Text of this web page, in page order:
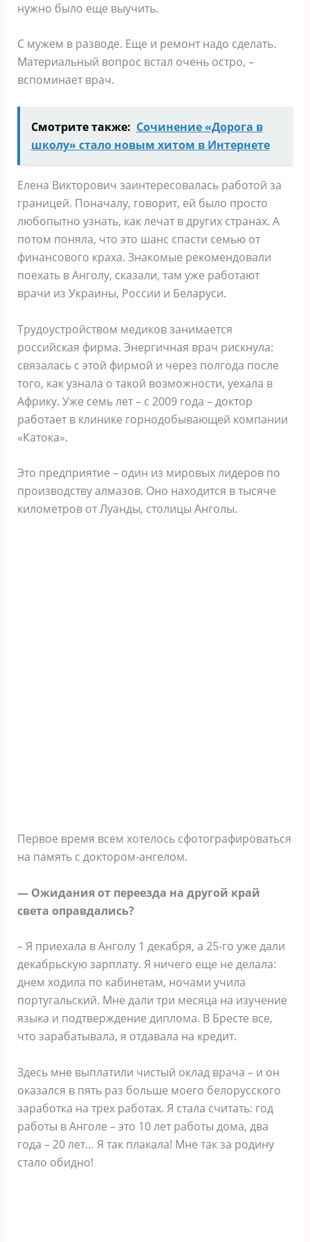
нужно было еще выучить.
С мужем в разводе. Еще и ремонт надо сделать.
Материальный вопрос встал очень остро, –
вспоминает врач.
Смотрите также: Сочинение «Дорога в
школу» стало новым хитом в Интернете
Елена Викторович заинтересовалась работой за
границей. Поначалу, говорит, ей было просто
любопытно узнать, как лечат в других странах. А
потом поняла, что это шанс спасти семью от
финансового краха. Знакомые рекомендовали
поехать в Анголу, сказали, там уже работают
врачи из Украины, России и Беларуси.
Трудоустройством медиков занимается
российская фирма. Энергичная врач рискнула:
связалась с этой фирмой и через полгода после
того, как узнала о такой возможности, уехала в
Африку. Уже семь лет – с 2009 года – доктор
работает в клинике горнодобывающей компании
«Катока».
Это предприятие – один из мировых лидеров по
производству алмазов. Оно находится в тысяче
километров от Луанды, столицы Анголы.
Первое время всем хотелось сфотографироваться
на память с доктором-ангелом.
— Ожидания от переезда на другой край
света оправдались?
– Я приехала в Анголу 1 декабря, а 25-го уже дали
декабрьскую зарплату. Я ничего еще не делала:
днем ходила по кабинетам, ночами учила
португальский. Мне дали три месяца на изучение
языка и подтверждение диплома. В Бресте все,
что зарабатывала, я отдавала на кредит.
Здесь мне выплатили чистый оклад врача – и он
оказался в пять раз больше моего белорусского
заработка на трех работах. Я стала считать: год
работы в Анголе – это 10 лет работы дома, два
года – 20 лет… Я так плакала! Мне так за родину
стало обидно!